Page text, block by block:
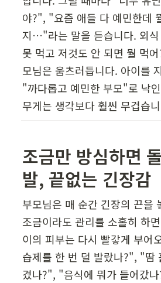
야?", "요즘 애들 다 예민한데
지…"라는 말을 듣습니다. 외
못 먹고 저것도 안 되면 뭘 먹
모님은 움츠러듭니다. 아이를
"까다롭고 예민한 부모"로 낙
무게는 생각보다 훨씬 무겁습
조금만 방심하면
발, 끝없는 긴장감
부모님은 매 순간 긴장의 끈을
조금이라도 관리를 소홀히 하
이의 피부는 다시 빨갛게 부어
습제를 한 번 덜 발랐나?", "땀
겼나?", "음식에 뭐가 들어갔